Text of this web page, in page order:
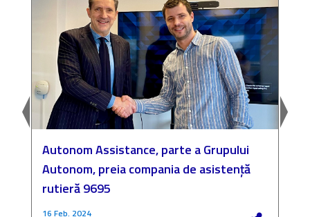
Autonom Assistance, parte a Grupului
Autonom, preia compania de asistență
rutieră 9695
16 Feb. 2024